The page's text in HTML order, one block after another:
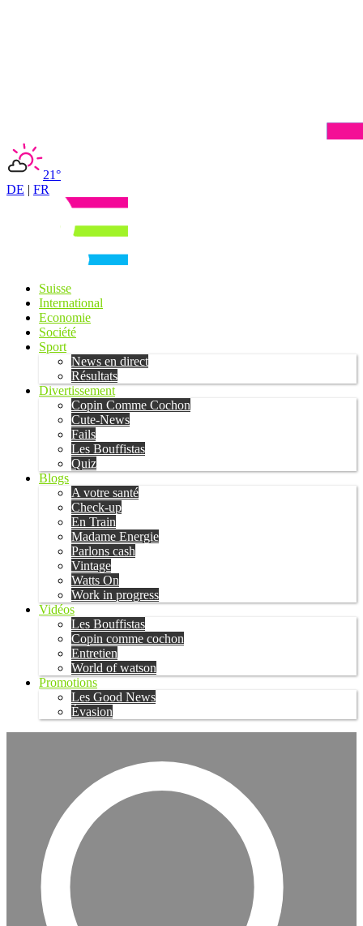
21°
DE | FR
Suisse
International
Economie
Société
Sport
News en direct
Résultats
Divertissement
Copin Comme Cochon
Cute-News
Fails
Les Bouffistas
Quiz
Blogs
A votre santé
Check-up
En Train
Madame Energie
Parlons cash
Vintage
Watts On
Work in progress
Vidéos
Les Bouffistas
Copin comme cochon
Entretien
World of watson
Promotions
Les Good News
Évasion